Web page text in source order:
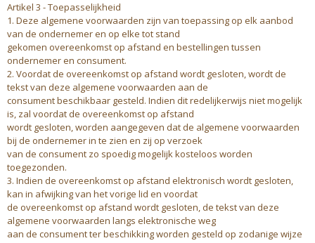
Artikel 3 - Toepasselijkheid
1. Deze algemene voorwaarden zijn van toepassing op elk aanbod
van de ondernemer en op elke tot stand
gekomen overeenkomst op afstand en bestellingen tussen
ondernemer en consument.
2. Voordat de overeenkomst op afstand wordt gesloten, wordt de
tekst van deze algemene voorwaarden aan de
consument beschikbaar gesteld. Indien dit redelijkerwijs niet mogelijk
is, zal voordat de overeenkomst op afstand
wordt gesloten, worden aangegeven dat de algemene voorwaarden
bij de ondernemer in te zien en zij op verzoek
van de consument zo spoedig mogelijk kosteloos worden
toegezonden.
3. Indien de overeenkomst op afstand elektronisch wordt gesloten,
kan in afwijking van het vorige lid en voordat
de overeenkomst op afstand wordt gesloten, de tekst van deze
algemene voorwaarden langs elektronische weg
aan de consument ter beschikking worden gesteld op zodanige wijze